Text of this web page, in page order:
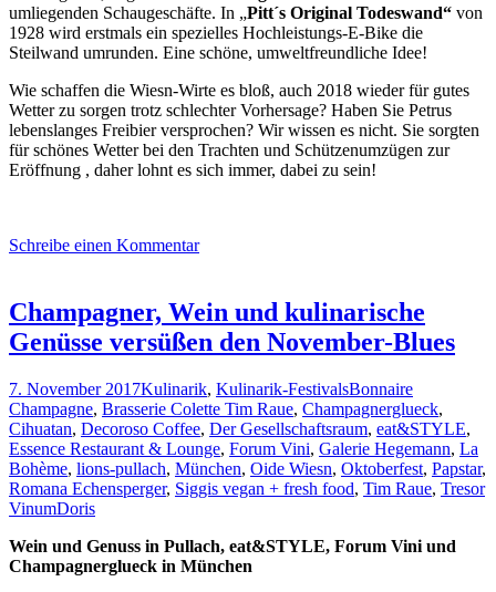
umliegenden Schaugeschäfte. In „Pitt´s Original Todeswand“ von
1928 wird erstmals ein spezielles Hochleistungs-E-Bike die
Steilwand umrunden. Eine schöne, umweltfreundliche Idee!
Wie schaffen die Wiesn-Wirte es bloß, auch 2018 wieder für gutes
Wetter zu sorgen trotz schlechter Vorhersage? Haben Sie Petrus
lebenslanges Freibier versprochen? Wir wissen es nicht. Sie sorgten
für schönes Wetter bei den Trachten und Schützenumzügen zur
Eröffnung , daher lohnt es sich immer, dabei zu sein!
Schreibe einen Kommentar
Champagner, Wein und kulinarische
Genüsse versüßen den November-Blues
7. November 2017Kulinarik, Kulinarik-FestivalsBonnaire
Champagne, Brasserie Colette Tim Raue, Champagnerglueck,
Cihuatan, Decoroso Coffee, Der Gesellschaftsraum, eat&STYLE,
Essence Restaurant & Lounge, Forum Vini, Galerie Hegemann, La
Bohème, lions-pullach, München, Oide Wiesn, Oktoberfest, Papstar,
Romana Echensperger, Siggis vegan + fresh food, Tim Raue, Tresor
VinumDoris
Wein und Genuss in Pullach, eat&STYLE, Forum Vini und
Champagnerglueck in München